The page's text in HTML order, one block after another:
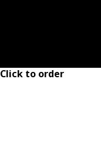
Click to order